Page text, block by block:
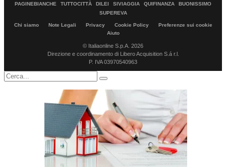
PAGINEBIANCHE
TUTTOCITTÀ DILEI SIVIAGGIA QUIFINANZA
BUONISSIMO
SUPEREVA
Chi siamo Note Legali Privacy Cookie Policy
Preferenze sui cookie
Aiuto
© Italiaonline S.p.A. 2026
Direzione e coordinamento di Libero Acquisition S.á r.l.
P. IVA 03970540963